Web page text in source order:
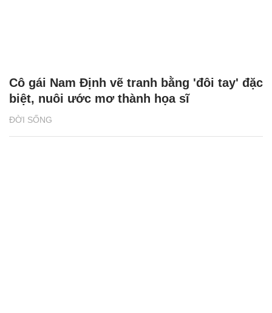
ĐỜI SỐNG
Cô gái Nam Định vẽ tranh bằng 'đôi tay' đặc
biệt, nuôi ước mơ thành họa sĩ